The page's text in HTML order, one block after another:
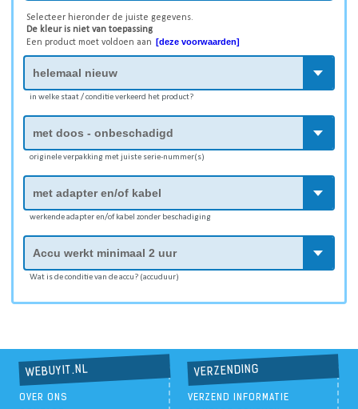
Selecteer hieronder de juiste gegevens.
De kleur is niet van toepassing
Een product moet voldoen aan [deze voorwaarden]
in welke staat / conditie verkeerd het product?
originele verpakking met juiste serie-nummer(s)
werkende adapter en/of kabel zonder beschadiging
Wat is de conditie van de accu? (accuduur)
WEBUYIT.NL
OVER ONS
VERZENDING
VERZEND INFORMATIE